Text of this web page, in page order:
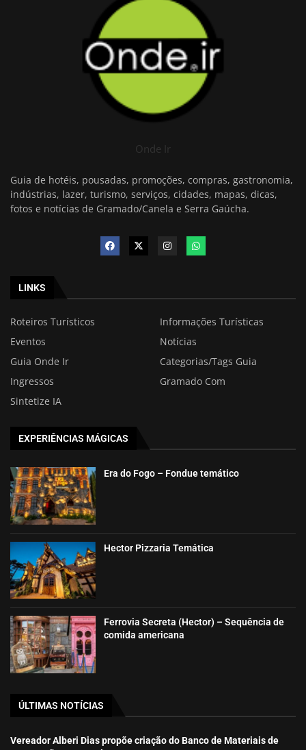
Onde Ir
Guia de hotéis, pousadas, promoções, compras, gastronomia,
indústrias, lazer, turismo, serviços, cidades, mapas, dicas,
fotos e notícias de Gramado/Canela e Serra Gaúcha.
LINKS
Roteiros Turísticos
Informações Turísticas
Eventos
Notícias
Guia Onde Ir
Categorias/Tags Guia
Ingressos
Gramado Com
Sintetize IA
EXPERIÊNCIAS MÁGICAS
Era do Fogo – Fondue temático
Hector Pizzaria Temática
Ferrovia Secreta (Hector) – Sequência de
comida americana
ÚLTIMAS NOTÍCIAS
Vereador Alberi Dias propõe criação do Banco de Materiais de